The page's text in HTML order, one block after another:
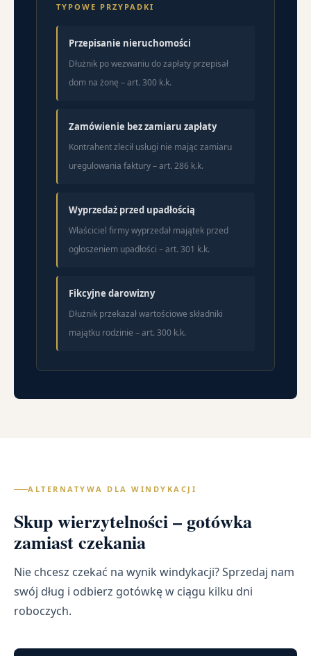
TYPOWE PRZYPADKI
Przepisanie nieruchomości
Dłużnik po wezwaniu do zapłaty przepisał
dom na żonę – art. 300 k.k.
Zamówienie bez zamiaru zapłaty
Kontrahent zlecił usługi nie mając zamiaru
uregulowania faktury – art. 286 k.k.
Wyprzedaż przed upadłością
Właściciel firmy wyprzedał majątek przed
ogłoszeniem upadłości – art. 301 k.k.
Fikcyjne darowizny
Dłużnik przekazał wartościowe składniki
majątku rodzinie – art. 300 k.k.
ALTERNATYWA DLA WINDYKACJI
Skup wierzytelności – gotówka
zamiast czekania
Nie chcesz czekać na wynik windykacji? Sprzedaj nam
swój dług i odbierz gotówkę w ciągu kilku dni
roboczych.